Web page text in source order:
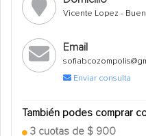
Vicente Lopez -
Email
Enviar consulta
También podes comprar
3 cuotas de $ 900